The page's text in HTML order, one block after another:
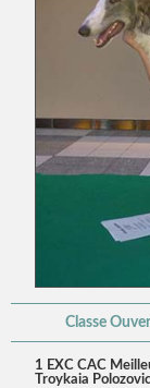
Classe
1 EXC CAC
Troykaia